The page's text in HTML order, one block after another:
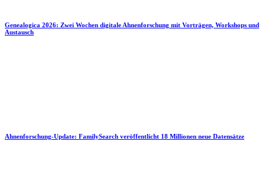
Genealogica 2026: Zwei Wochen digitale Ahnenforschung mit Vorträgen, Workshops und
Austausch
Ahnenforschung-Update: FamilySearch veröffentlicht 18 Millionen neue Datensätze